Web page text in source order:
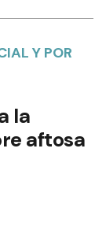
Y POR
la
aftosa